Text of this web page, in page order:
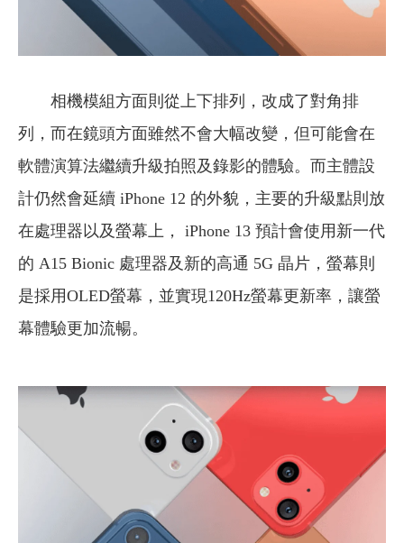
相機模組方面則從上下排列，改成了對角排
列，而在鏡頭方面雖然不會大幅改變，但可能會在
軟體演算法繼續升級拍照及錄影的體驗。而主體設
計仍然會延續 iPhone 12 的外貌，主要的升級點則放
在處理器以及螢幕上， iPhone 13 預計會使用新一代
的 A15 Bionic 處理器及新的高通 5G 晶片，螢幕則
是採用OLED螢幕，並實現120Hz螢幕更新率，讓螢
幕體驗更加流暢。